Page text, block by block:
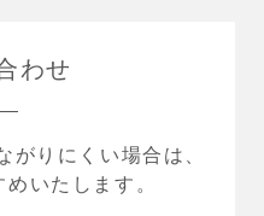
わせ
がりにくい場合は、
いたします。